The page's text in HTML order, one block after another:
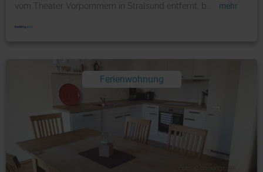
vom Theater Vorpommern in Stralsund entfernt, b
mehr
Ferienwohnung
Foto: © booking.com